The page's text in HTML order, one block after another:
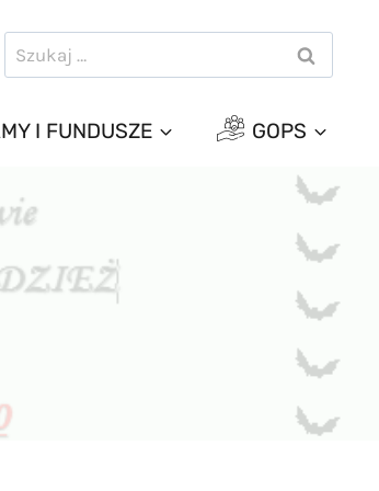
Szukaj:
I FUNDUSZE GOPS